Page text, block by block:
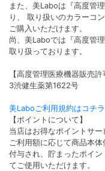
また、美Laboは『高度管
り、 取り扱いのカラーコ
ご購入いただけます。
尚、美Laboでは『高度管
取り扱っております。
【高度管理医療機器販売許
3渋健生薬第1622号
美Laboご利用規約はコチラ
【ポイントについて】
当店はお得なポイントサー
ご利用額に応じて商品本
付与され、貯まったポイ
てご使用いただけます。